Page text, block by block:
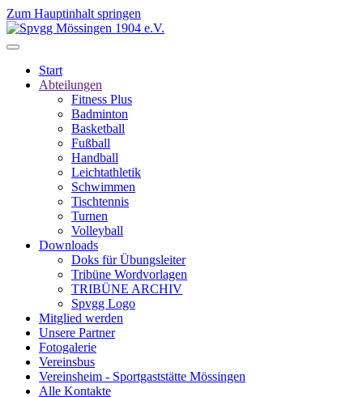
Zum Hauptinhalt springen
Start
Abteilungen
Fitness Plus
Badminton
Basketball
Fußball
Handball
Leichtathletik
Schwimmen
Tischtennis
Turnen
Volleyball
Downloads
Doks für Übungsleiter
Tribüne Wordvorlagen
TRIBÜNE ARCHIV
Spvgg Logo
Mitglied werden
Unsere Partner
Fotogalerie
Vereinsbus
Vereinsheim - Sportgaststätte Mössingen
Alle Kontakte